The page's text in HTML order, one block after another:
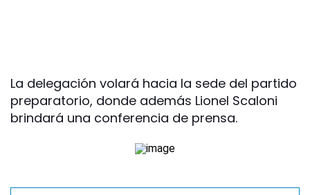
La delegación volará hacia la sede del partido
preparatorio, donde además Lionel Scaloni
brindará una conferencia de prensa.